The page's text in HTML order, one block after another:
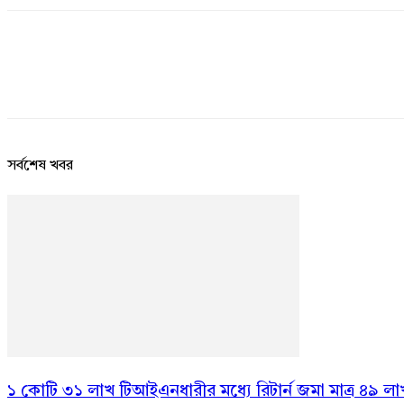
সর্বশেষ খবর
১ কোটি ৩১ লাখ টিআইএনধারীর মধ্যে রিটার্ন জমা মাত্র ৪৯